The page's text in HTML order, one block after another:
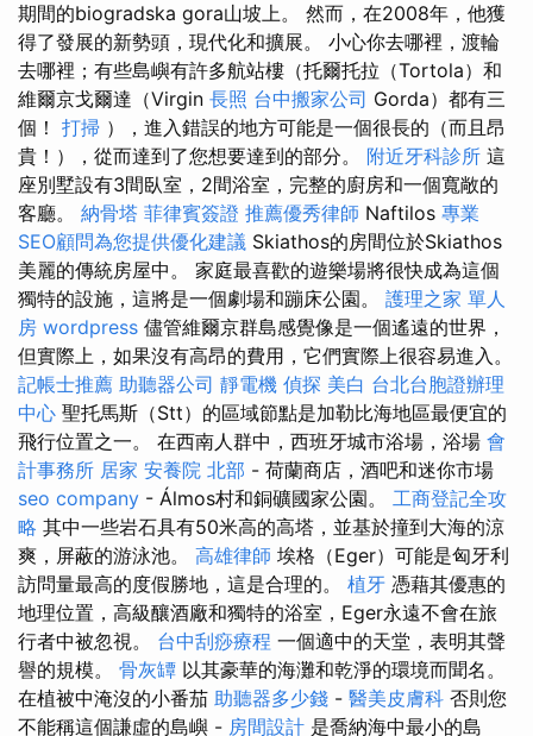
期間的biogradska gora山坡上。 然而，在2008年，他獲
得了發展的新勢頭，現代化和擴展。 小心你去哪裡，渡輪
去哪裡；有些島嶼有許多航站樓（托爾托拉（Tortola）和
維爾京戈爾達（Virgin 長照 台中搬家公司 Gorda）都有三
個！ 打掃 ），進入錯誤的地方可能是一個很長的（而且昂
貴！），從而達到了您想要達到的部分。 附近牙科診所 這
座別墅設有3間臥室，2間浴室，完整的廚房和一個寬敞的
客廳。 納骨塔 菲律賓簽證 推薦優秀律師 Naftilos 專業
SEO顧問為您提供優化建議 Skiathos的房間位於Skiathos
美麗的傳統房屋中。 家庭最喜歡的遊樂場將很快成為這個
獨特的設施，這將是一個劇場和蹦床公園。 護理之家 單人
房 wordpress 儘管維爾京群島感覺像是一個遙遠的世界，
但實際上，如果沒有高昂的費用，它們實際上很容易進入。
記帳士推薦 助聽器公司 靜電機 偵探 美白 台北台胞證辦理
中心 聖托馬斯（Stt）的區域節點是加勒比海地區最便宜的
飛行位置之一。 在西南人群中，西班牙城市浴場，浴場 會
計事務所 居家 安養院 北部 - 荷蘭商店，酒吧和迷你市場
seo company - Álmos村和銅礦國家公園。 工商登記全攻
略 其中一些岩石具有50米高的高塔，並基於撞到大海的涼
爽，屏蔽的游泳池。 高雄律師 埃格（Eger）可能是匈牙利
訪問量最高的度假勝地，這是合理的。 植牙 憑藉其優惠的
地理位置，高級釀酒廠和獨特的浴室，Eger永遠不會在旅
行者中被忽視。 台中刮痧療程 一個適中的天堂，表明其聲
譽的規模。 骨灰罈 以其豪華的海灘和乾淨的環境而聞名。
在植被中淹沒的小番茄 助聽器多少錢 - 醫美皮膚科 否則您
不能稱這個謙虛的島嶼 - 房間設計 是喬納海中最小的島